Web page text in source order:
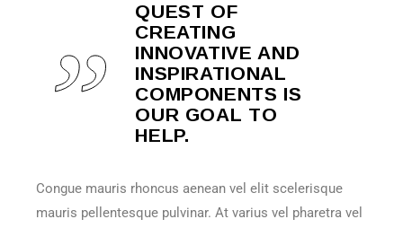
QUEST OF
CREATING
INNOVATIVE AND
INSPIRATIONAL
COMPONENTS IS
OUR GOAL TO
HELP.
Congue mauris rhoncus aenean vel elit scelerisque
mauris pellentesque pulvinar. At varius vel pharetra vel